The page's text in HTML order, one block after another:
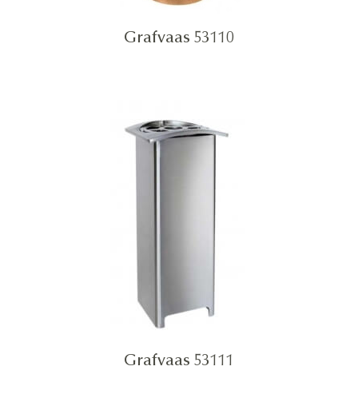
Grafvaas 53110
Grafvaas 53111